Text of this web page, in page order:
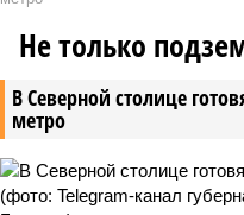
В Северной столице
метро
Не только